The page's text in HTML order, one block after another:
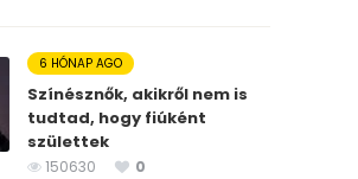
6 HÓNAP AGO
Színésznők, akikről nem is
tudtad, hogy fiúként
születtek
150630
0